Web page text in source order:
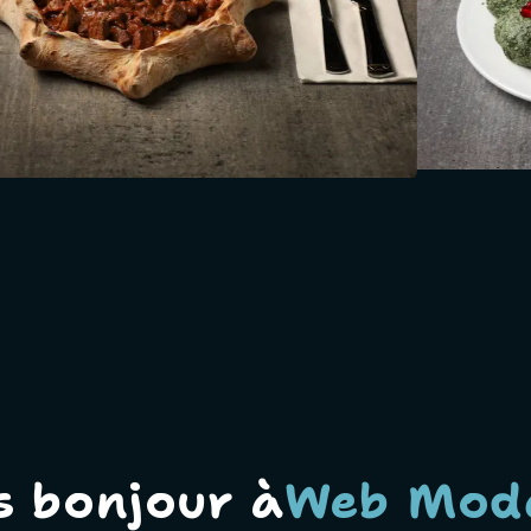
bonjour àWeb